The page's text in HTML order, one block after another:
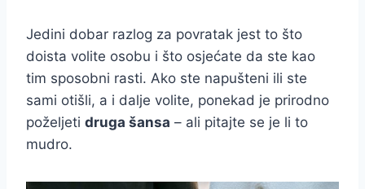
Jedini dobar razlog za povratak jest to što
doista volite osobu i što osjećate da ste kao
tim sposobni rasti. Ako ste napušteni ili ste
sami otišli, a i dalje volite, ponekad je prirodno
poželjeti druga šansa – ali pitajte se je li to
mudro.